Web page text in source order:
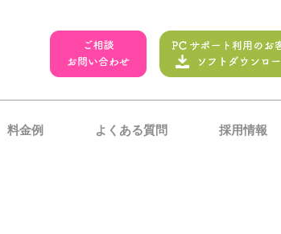
料金例 よくある質問 採用情報